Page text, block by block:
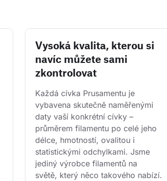
Vysoká kvalita, kterou si
navíc můžete sami
zkontrolovat
Každá cívka Prusamentu je
vybavena skutečně naměřenými
daty vaší konkrétní cívky –
průměrem filamentu po celé jeho
délce, hmotností, ovalitou i
statistickými odchylkami. Jsme
jediný výrobce filamentů na
světě, který něco takového nabízí.